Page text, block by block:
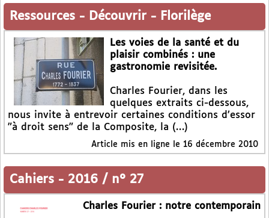
Ressources - Découvrir - Florilège
Les voies de la santé et du
plaisir combinés : une
gastronomie revisitée.
Charles Fourier, dans les
quelques extraits ci-dessous,
nous invite à entrevoir certaines conditions d’essor
"à droit sens" de la Composite, la (…)
Article mis en ligne le 16 décembre 2010
Cahiers - 2016 / n° 27
Charles Fourier : notre contemporain